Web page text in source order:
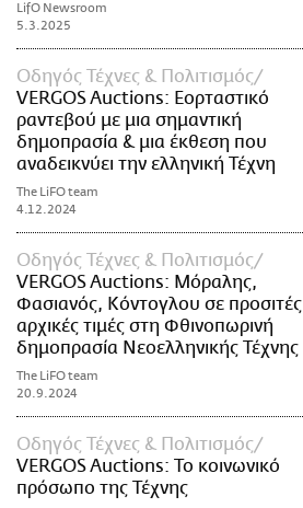
LifO Newsroom
5.3.2025
Οδηγός Τέχνες & Πολιτισμός
VERGOS Auctions: Εορταστικό
ραντεβού με μια σημαντική
δημοπρασία & μια έκθεση που
αναδεικνύει την ελληνική Τέχνη
The LiFO team
4.12.2024
Οδηγός Τέχνες & Πολιτισμός
VERGOS Auctions: Μόραλης,
Φασιανός, Κόντογλου σε προσιτές
αρχικές τιμές στη Φθινοπωρινή
δημοπρασία Νεοελληνικής Τέχνης
The LiFO team
20.9.2024
Οδηγός Τέχνες & Πολιτισμός
VERGOS Auctions: Το κοινωνικό
πρόσωπο της Τέχνης